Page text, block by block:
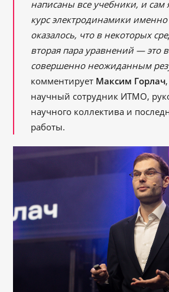
написаны все учебники, и сам
курс электродинамики именно
оказалось, что в некоторых
вторая пара уравнений — это
совершенно неожиданным
комментирует Максим Горлач
научный сотрудник ИТМО,
научного коллектива и
работы.